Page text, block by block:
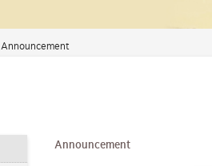
Announcement
Announcement